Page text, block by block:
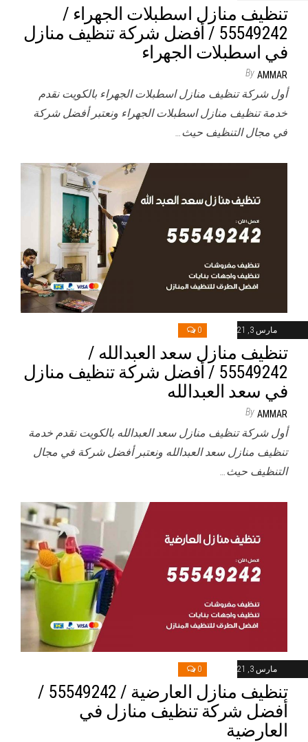
تنظيف منازل اسطبلات الجهراء /
55549242 / أفضل شركة تنظيف منازل
في اسطبلات الجهراء
By AMMAR
أول شركة تنظيف منازل اسطبلات الجهراء بالكويت نقدم
خدمة تنظيف منازل اسطبلات الجهراء ونعتبر أفضل شركة
في مجال التنظيف حيث…
مارس 3, 2021 0
تنظيف منازل سعد العبدالله /
55549242 / أفضل شركة تنظيف منازل
في سعد العبدالله
By AMMAR
أول شركة تنظيف منازل سعد العبدالله بالكويت نقدم خدمة
تنظيف منازل سعد العبدالله ونعتبر أفضل شركة في مجال
التنظيف حيث…
مارس 3, 2021 0
تنظيف منازل العارضية / 55549242 /
أفضل شركة تنظيف منازل في
العارضية